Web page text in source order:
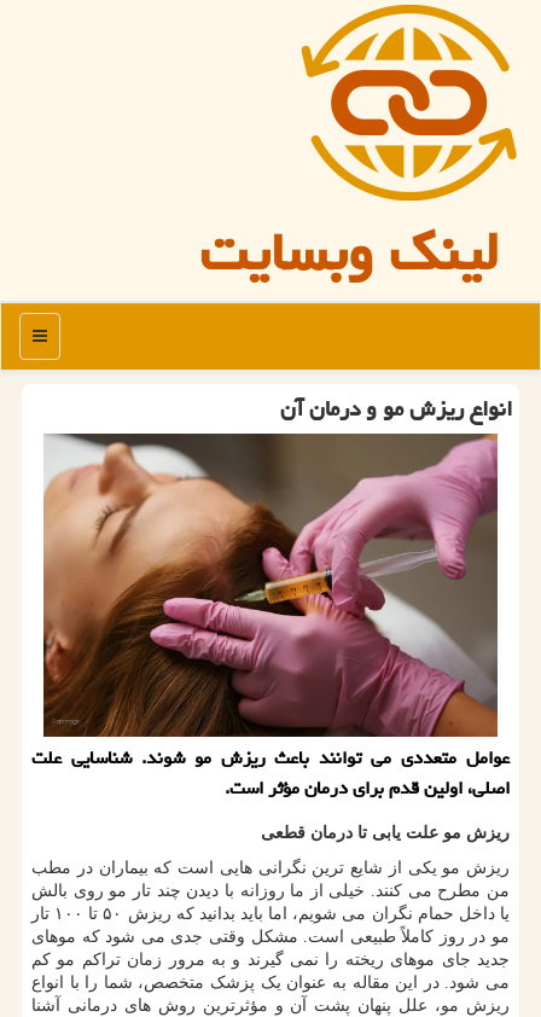
لینک وبسایت
منو
انواع ریزش مو و درمان آن
عوامل متعددی می توانند باعث ریزش مو شوند. شناسایی علت
اصلی، اولین قدم برای درمان مؤثر است.
ریزش مو علت یابی تا درمان قطعی
ریزش مو یکی از شایع ترین نگرانی هایی است که بیماران در مطب
من مطرح می کنند. خیلی از ما روزانه با دیدن چند تار مو روی بالش
یا داخل حمام نگران می شویم، اما باید بدانید که ریزش ۵۰ تا ۱۰۰ تار
مو در روز کاملاً طبیعی است. مشکل وقتی جدی می شود که موهای
جدید جای موهای ریخته را نمی گیرند و به مرور زمان تراکم مو کم
می شود. در این مقاله به عنوان یک پزشک متخصص، شما را با انواع
ریزش مو، علل پنهان پشت آن و مؤثرترین روش های درمانی آشنا